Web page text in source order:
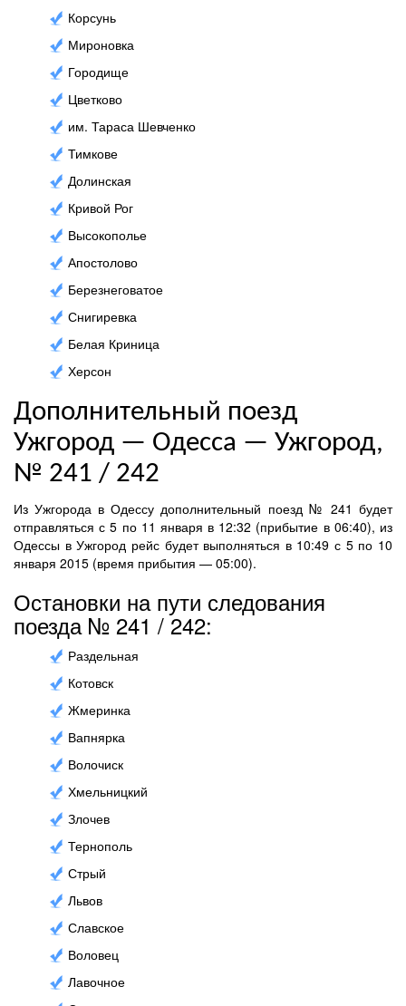
Корсунь
Мироновка
Городище
Цветково
им. Тараса Шевченко
Тимкове
Долинская
Кривой Рог
Высокополье
Апостолово
Березнеговатое
Снигиревка
Белая Криница
Херсон
Дополнительный поезд
Ужгород — Одесса — Ужгород,
№ 241 / 242
Из Ужгорода в Одессу дополнительный поезд № 241 будет
отправляться с 5 по 11 января в 12:32 (прибытие в 06:40), из
Одессы в Ужгород рейс будет выполняться в 10:49 с 5 по 10
января 2015 (время прибытия — 05:00).
Остановки на пути следования
поезда № 241 / 242:
Раздельная
Котовск
Жмеринка
Вапнярка
Волочиск
Хмельницкий
Злочев
Тернополь
Стрый
Львов
Славское
Воловец
Лавочное